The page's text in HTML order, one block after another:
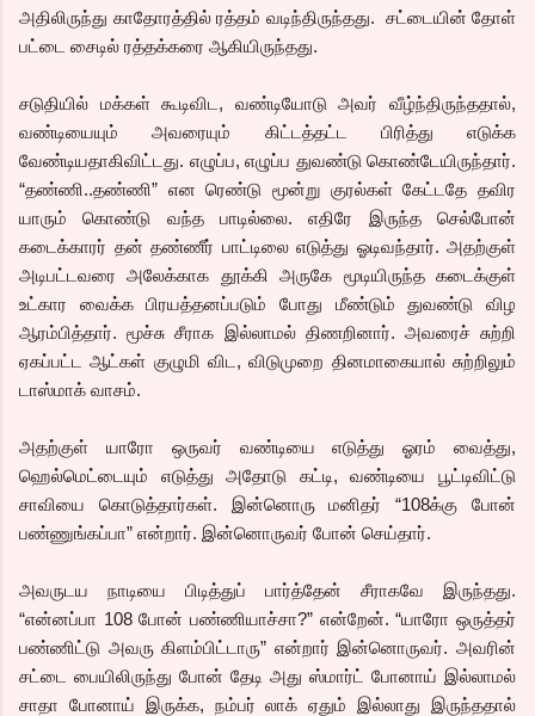
அதிலிருந்து காதோரத்தில் ரத்தம் வடிந்திருந்தது. சட்டையின் தோள்
பட்டை சைடில் ரத்தக்கரை ஆகியிருந்தது.
சடுதியில் மக்கள் கூடிவிட, வண்டியோடு அவர் வீழ்ந்திருந்ததால்,
வண்டியையும் அவரையும் கிட்டத்தட்ட பிரித்து எடுக்க
வேண்டியதாகிவிட்டது. எழுப்ப, எழுப்ப துவண்டு கொண்டேயிருந்தார்.
“தண்ணி..தண்ணி” என ரெண்டு மூன்று குரல்கள் கேட்டதே தவிர
யாரும் கொண்டு வந்த பாடில்லை. எதிரே இருந்த செல்போன்
கடைக்காரர் தன் தண்ணீர் பாட்டிலை எடுத்து ஓடிவந்தார். அதற்குள்
அடிபட்டவரை அலேக்காக தூக்கி அருகே மூடியிருந்த கடைக்குள்
உட்கார வைக்க பிரயத்தனப்படும் போது மீண்டும் துவண்டு விழ
ஆரம்பித்தார். மூச்சு சீராக இல்லாமல் திணறினார். அவரைச் சுற்றி
ஏகப்பட்ட ஆட்கள் குழுமி விட, விடுமுறை தினமாகையால் சுற்றிலும்
டாஸ்மாக் வாசம்.
அதற்குள் யாரோ ஒருவர் வண்டியை எடுத்து ஓரம் வைத்து,
ஹெல்மெட்டையும் எடுத்து அதோடு கட்டி, வண்டியை பூட்டிவிட்டு
சாவியை கொடுத்தார்கள். இன்னொரு மனிதர் “108க்கு போன்
பண்ணுங்கப்பா” என்றார். இன்னொருவர் போன் செய்தார்.
அவருடய நாடியை பிடித்துப் பார்த்தேன் சீராகவே இருந்தது.
“என்னப்பா 108 போன் பண்ணியாச்சா?” என்றேன். “யாரோ ஒருத்தர்
பண்ணிட்டு அவரு கிளம்பிட்டாரு” என்றார் இன்னொருவர். அவரின்
சட்டை பையிலிருந்து போன் தேடி அது ஸ்மார்ட் போனாய் இல்லாமல்
சாதா போனாய் இருக்க, நம்பர் லாக் ஏதும் இல்லாது இருந்ததால்